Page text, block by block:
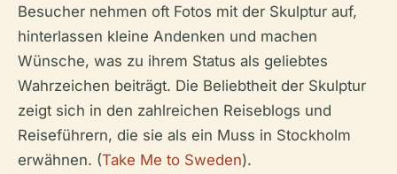
Besucher nehmen oft Fotos mit der Skulptur auf,
hinterlassen kleine Andenken und machen
Wünsche, was zu ihrem Status als geliebtes
Wahrzeichen beiträgt. Die Beliebtheit der Skulptur
zeigt sich in den zahlreichen Reiseblogs und
Reiseführern, die sie als ein Muss in Stockholm
erwähnen. (Take Me to Sweden).